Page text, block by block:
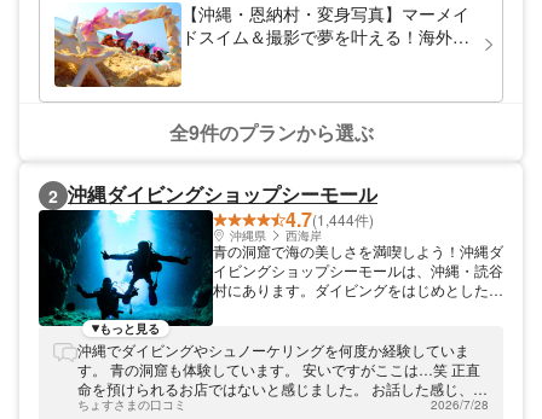
【沖縄・恩納村・変身写真】マーメイ
ドスイム＆撮影で夢を叶える！海外で
全9件のプランから選ぶ
2 沖縄ダイビングショップシーモール
4.7(1,444件)
沖縄県 西海岸
青の洞窟で海の美しさを満喫しよう！沖縄ダ
イビングショップシーモールは、沖縄・読谷
村にあります。ダイビングをはじめとしたマ
の砂を差し上げております。スタッフ一同、
皆さまのお越しをお待ちしております。
もっと見る
沖縄でダイビングやシュノーケリングを何度か経験していま
す。 青の洞窟も体験しています。 安いですがここは…笑 正直
命を預けられるお店ではないと感じました。 お話した感じ、お
そらく沖縄の方ではないですね。
ちょすさまの口コミ 2026/7/28